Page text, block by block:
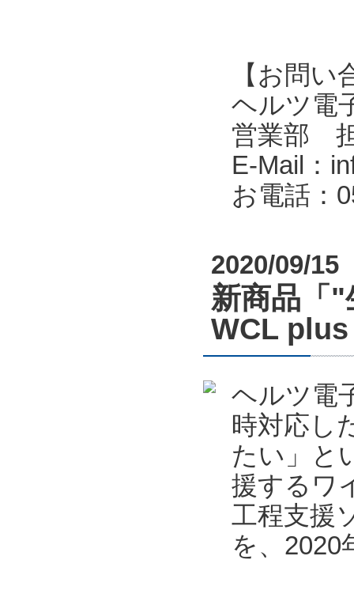
【お問い
ヘルツ電
営業部
E-Mail：
お電話：
2020/09/15
新商品「
WCL plus
ヘルツ電
時対応し
たい」と
援するワ
工程支援
を、2020